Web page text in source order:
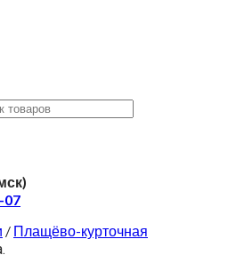
07
/ Плащёво-курточная